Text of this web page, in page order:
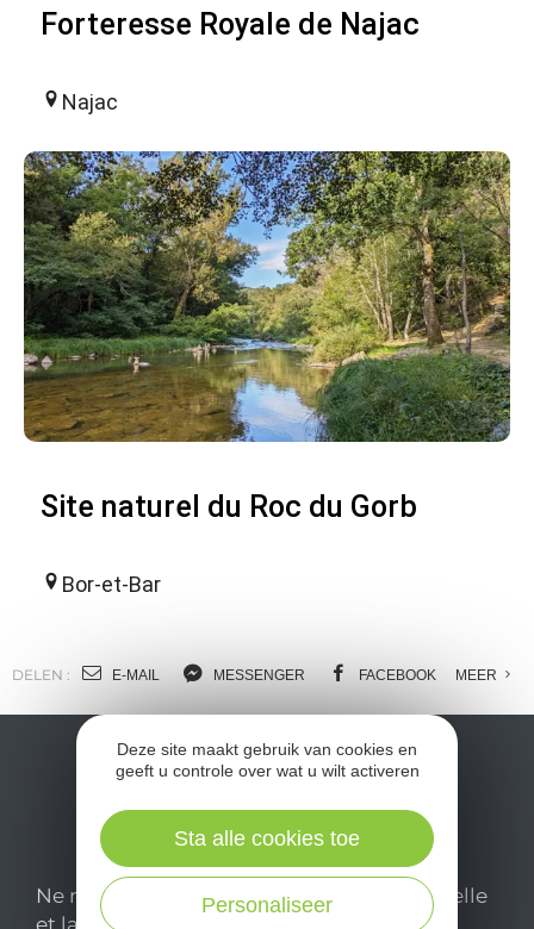
Forteresse Royale de Najac
Najac
Site naturel du Roc du Gorb
Bor-et-Bar
DELEN : E-MAIL MESSENGER FACEBOOK MEER
Ne manquez pas notre newsletter mensuelle
Deze site maakt gebruik van cookies en
geeft u controle over wat u wilt activeren
Personaliseer
Sta alle cookies toe